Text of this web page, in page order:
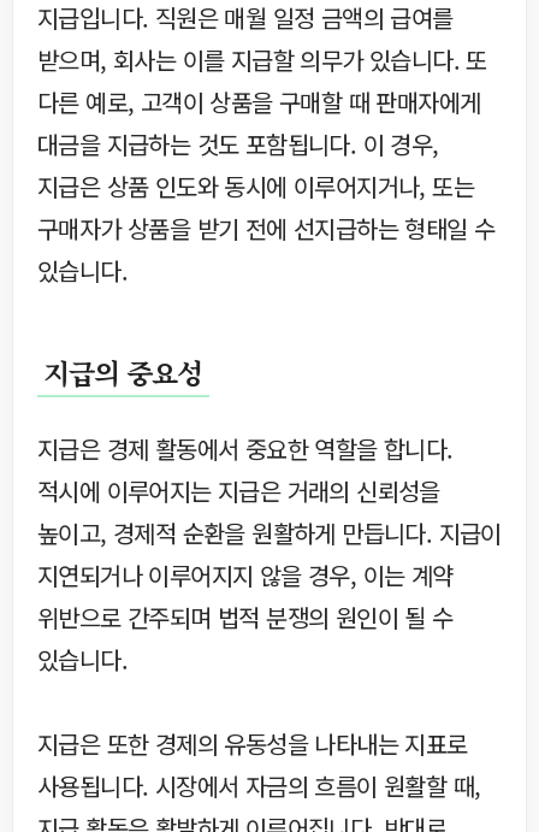
지급입니다. 직원은 매월 일정 금액의 급여를
받으며, 회사는 이를 지급할 의무가 있습니다. 또
다른 예로, 고객이 상품을 구매할 때 판매자에게
대금을 지급하는 것도 포함됩니다. 이 경우,
지급은 상품 인도와 동시에 이루어지거나, 또는
구매자가 상품을 받기 전에 선지급하는 형태일 수
있습니다.
지급의 중요성
지급은 경제 활동에서 중요한 역할을 합니다.
적시에 이루어지는 지급은 거래의 신뢰성을
높이고, 경제적 순환을 원활하게 만듭니다. 지급이
지연되거나 이루어지지 않을 경우, 이는 계약
위반으로 간주되며 법적 분쟁의 원인이 될 수
있습니다.
지급은 또한 경제의 유동성을 나타내는 지표로
사용됩니다. 시장에서 자금의 흐름이 원활할 때,